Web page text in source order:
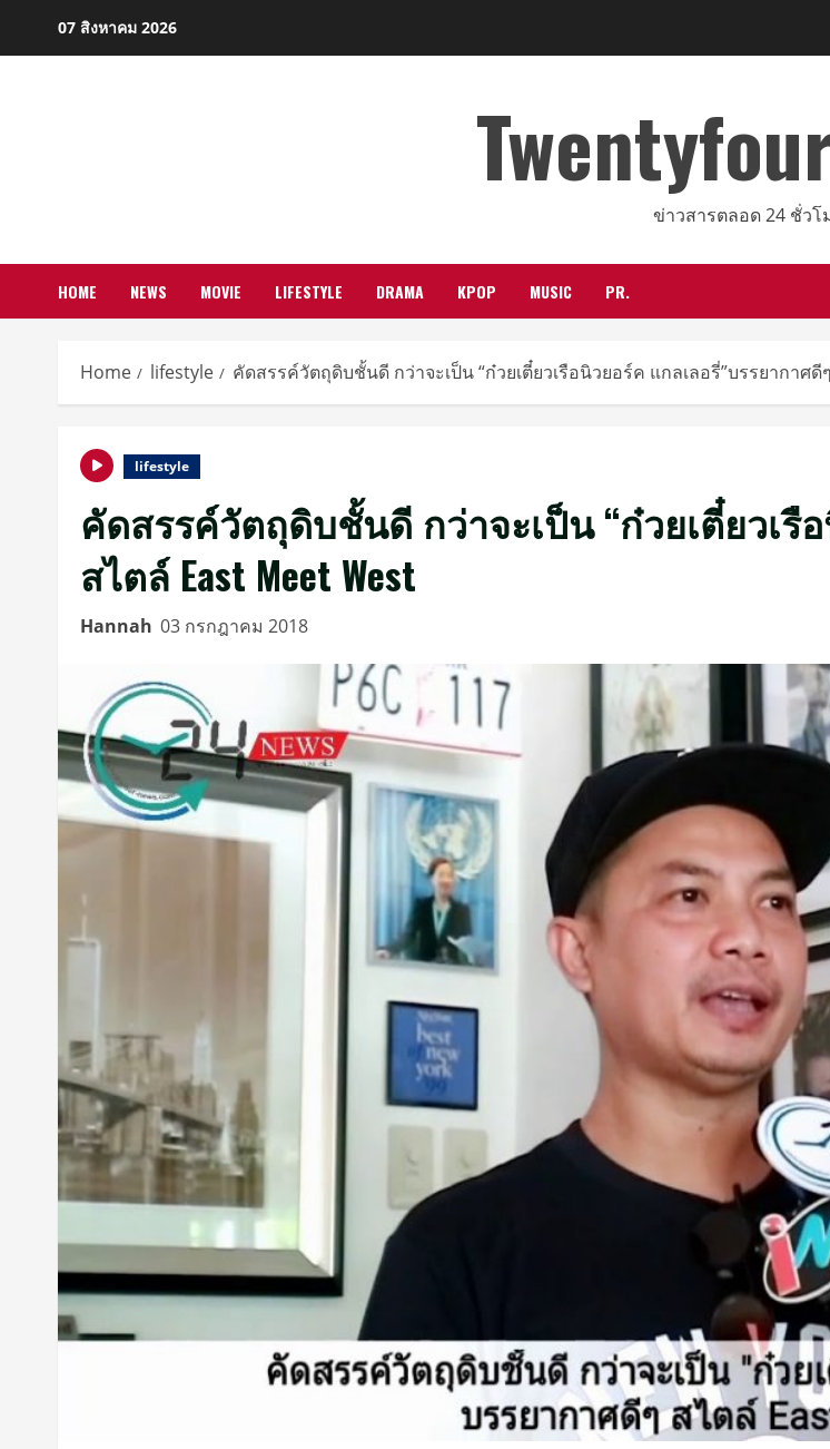
07 สิงหาคม 2026
ข่าวสารตลอด 24 ชั่วโ
HOME NEWS MOVIE LIFESTYLE DRAMA KPOP MUSIC PR.
Home lifestyle คัดสรรค์วัตถุดิบชั้นดี กว่าจะเป็น “ก๋วยเตี๋ยวเรือนิวยอร์ค แกลเลอรี่”บรรยากาศดี
lifestyle
คัดสรรค์วัตถุดิบชั้นดี กว่าจะเป็น “ก๋วยเตี๋ยวเรื
สไตล์ East Meet West
Hannah 03 กรกฎาคม 2018